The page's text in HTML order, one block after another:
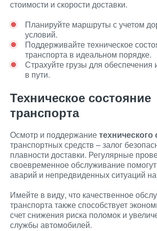
стоимости и скорости доставки.
Планируйте маршруты с учетом
условий.
Поддерживайте техническое
транспорта в идеальном порядке.
Страхуйте грузы для обеспечения
в пути.
Техническое состояние
транспорта
Осмотр и поддержаниетехнического
транспортных средств – залог
плавности доставки. Регулярные
своевременное обслуживание
аварий и непредвиденных ситуаций
Имейте в виду, что качественное
транспорта также способствует
счет снижения риска поломок и
службы автомобилей.